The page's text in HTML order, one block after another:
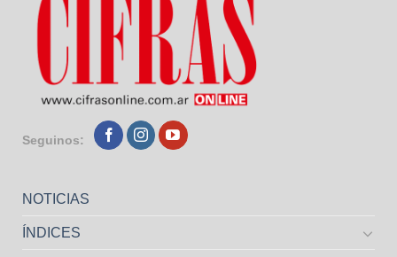
Seguinos:
NOTICIAS
ÍNDICES